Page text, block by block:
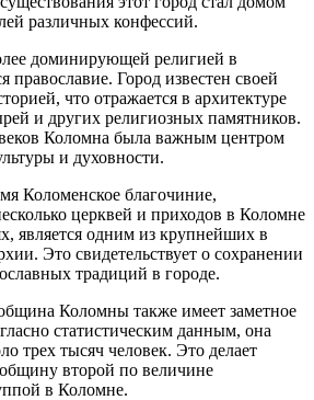
различных конфессий.
доминирующей религией в
православие. Город известен своей
что отражается в архитектуре
и других религиозных памятников.
Коломна была важным центром
и духовности.
Коломенское благочиние,
церквей и приходов в Коломне
является одним из крупнейших в
Это свидетельствует о сохранении
традиций в городе.
Коломны также имеет заметное
статистическим данным, она
трех тысяч человек. Это делает
второй по величине
в Коломне.